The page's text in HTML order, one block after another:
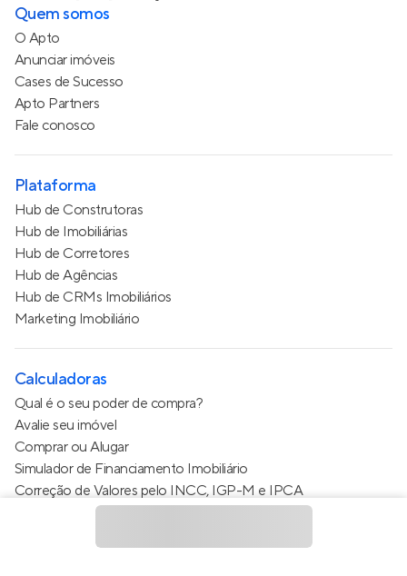
Quem somos
O Apto
Anunciar imóveis
Cases de Sucesso
Apto Partners
Fale conosco
Plataforma
Hub de Construtoras
Hub de Imobiliárias
Hub de Corretores
Hub de Agências
Hub de CRMs Imobiliários
Marketing Imobiliário
Calculadoras
Qual é o seu poder de compra?
Avalie seu imóvel
Comprar ou Alugar
Simulador de Financiamento Imobiliário
Correção de Valores pelo INCC, IGP-M e IPCA
Estimativa de valor do condomínio